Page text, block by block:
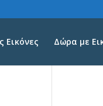
Εικόνες Δώρα με